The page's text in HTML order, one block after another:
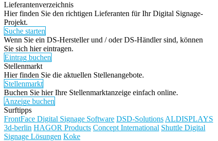
Lieferantenverzeichnis
Hier finden Sie den richtigen Lieferanten für Ihr Digital Signage-
Projekt.
Suche starten
Wenn Sie ein DS-Hersteller und / oder DS-Händler sind, können
Sie sich hier eintragen.
Eintrag buchen
Stellenmarkt
Hier finden Sie die aktuellen Stellenangebote.
Stellenmarkt
Buchen Sie hier Ihre Stellenmarktanzeige einfach online.
Anzeige buchen
Surftipps
FrontFace Digital Signage Software DSD-Solutions ALDISPLAYS
3d-berlin HAGOR Products Concept International Shuttle Digital
Signage Lösungen Koke